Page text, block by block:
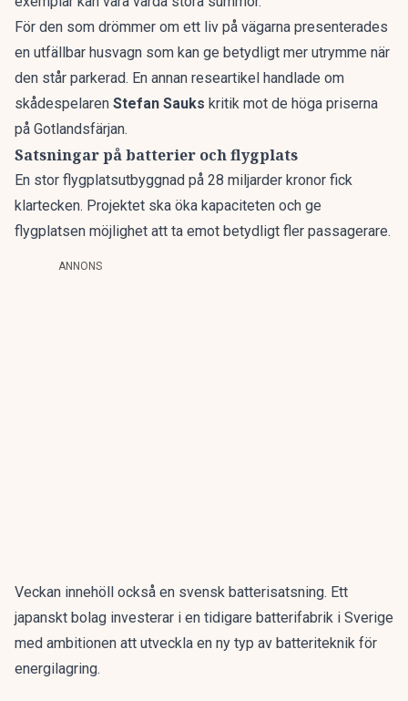
För den som drömmer om ett liv på vägarna presenterades
en utfällbar husvagn som kan ge betydligt mer utrymme när
den står parkerad. En annan researtikel handlade om
skådespelaren Stefan Sauks kritik mot de höga priserna
på Gotlandsfärjan.
Satsningar på batterier och flygplats
En stor flygplatsutbyggnad på 28 miljarder kronor fick
klartecken. Projektet ska öka kapaciteten och ge
flygplatsen möjlighet att ta emot betydligt fler passagerare.
ANNONS
Veckan innehöll också en svensk batterisatsning. Ett
japanskt bolag investerar i en tidigare batterifabrik i Sverige
med ambitionen att utveckla en ny typ av batteriteknik för
energilagring.